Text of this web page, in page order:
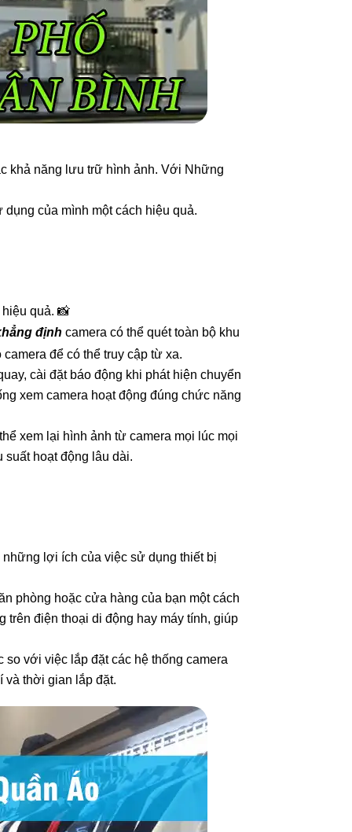
khả năng lưu trữ hình ảnh. Với Những
của mình một cách hiệu quả.
quả. 📸
định camera có thể quét toàn bộ khu
để có thể truy cập từ xa.
cài đặt báo động khi phát hiện chuyển
xem camera hoạt động đúng chức năng
xem lại hình ảnh từ camera mọi lúc mọi
suất hoạt động lâu dài.
lợi ích của việc sử dụng thiết bị
phòng hoặc cửa hàng của bạn một cách
trên điện thoại di động hay máy tính, giúp
với việc lắp đặt các hệ thống camera
và thời gian lắp đặt.